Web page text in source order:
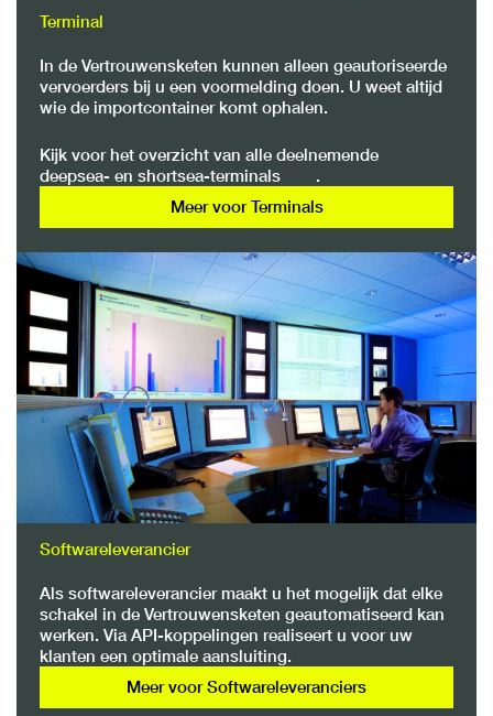
Terminal
In de Vertrouwensketen kunnen alleen geautoriseerde
vervoerders bij u een voormelding doen. U weet altijd
wie de importcontainer komt ophalen.
Kijk voor het overzicht van alle deelnemende
deepsea- en shortsea-terminals
.
Meer voor Terminals
Softwareleverancier
Als softwareleverancier maakt u het mogelijk dat elke
schakel in de Vertrouwensketen geautomatiseerd kan
werken. Via API-koppelingen realiseert u voor uw
klanten een optimale aansluiting.
Meer voor Softwareleveranciers